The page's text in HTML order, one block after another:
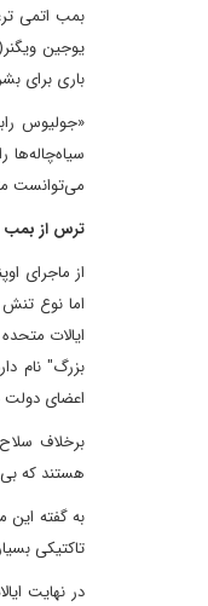
باری برای
می‌توانست
ترس از بمب
اما نوع
اعضای دولت
برخلاف
هستند که
به گفته
تاکتیکی
در نهایت